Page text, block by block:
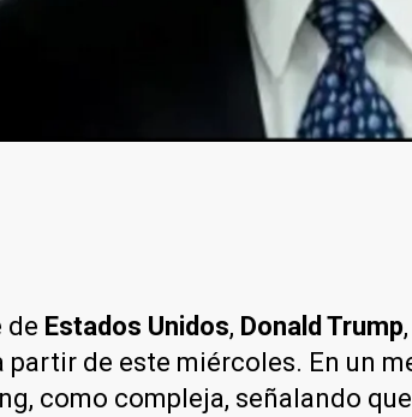
de Estados Unidos, Donald Trump
partir de este miércoles. En un
como compleja, señalando que